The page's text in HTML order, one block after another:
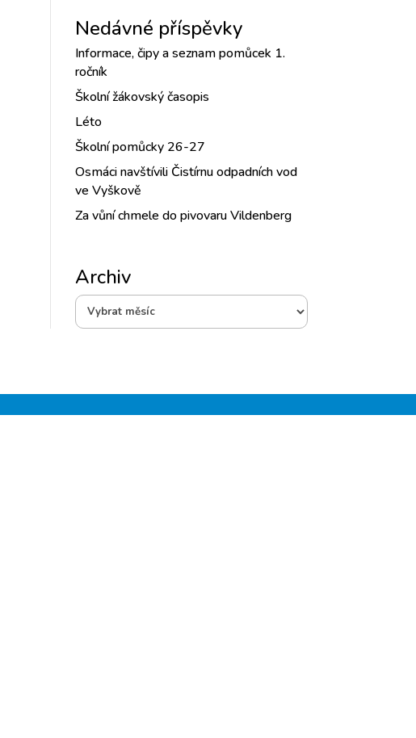
Nedávné příspěvky
Informace, čipy a seznam pomůcek 1.
ročník
Školní žákovský časopis
Léto
Školní pomůcky 26-27
Osmáci navštívili Čistírnu odpadních vod
ve Vyškově
Za vůní chmele do pivovaru Vildenberg
ArchivArchiv